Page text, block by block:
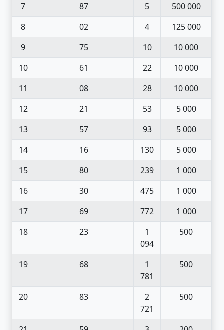
7
87 5
500 000
8
02 4
125 000
9
75 10
10 000
10
61 22
10 000
11
08 28
10 000
12
21 53
5 000
13
57 93
5 000
14
16 130
5 000
15
80 239
1 000
16
30 475
1 000
17
69 772
1 000
18
23
1
094
500
19 68
1
781
500
20 83
2
721
500